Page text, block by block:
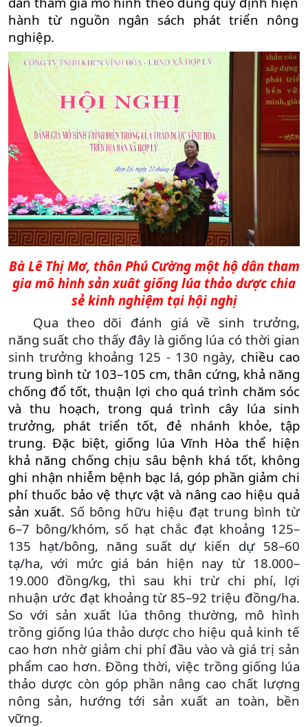
hành từ nguồn ngân sách phát triển nông
nghiệp.
Bà Lê Thị Mơ, thôn Phú Cường một hộ dân tham
gia mô hình sản xuât giống lúa thảo dược chia
sẻ kinh nghiệm tại hội nghị
Qua theo dõi đánh giá về sinh trưởng,
năng suất cho thấy đây là giống lúa có thời gian
sinh trưởng khoảng 125 - 130 ngày, chiều cao
trung bình từ 103–105 cm, thân cứng, khả năng
chống đổ tốt, thuận lợi cho quá trình chăm sóc
và thu hoạch, trong quá trình cây lúa sinh
trưởng, phát triển tốt, đẻ nhánh khỏe, tập
trung. Đặc biệt, giống lúa Vĩnh Hòa thể hiện
khả năng chống chịu sâu bệnh khá tốt, không
ghi nhận nhiễm bệnh bạc lá, góp phần giảm chi
phí thuốc bảo vệ thực vật và nâng cao hiệu quả
sản xuất. Số bông hữu hiệu đạt trung bình từ
6–7 bông/khóm, số hạt chắc đạt khoảng 125–
135 hạt/bông, năng suất dự kiến dự 58–60
tạ/ha, với mức giá bán hiện nay từ 18.000–
19.000 đồng/kg, thì sau khi trừ chi phí, lợi
nhuận ước đạt khoảng từ 85–92 triệu đồng/ha.
So với sản xuất lúa thông thường, mô hình
trồng giống lúa thảo dược cho hiệu quả kinh tế
cao hơn nhờ giảm chi phí đầu vào và giá trị sản
phẩm cao hơn. Đồng thời, việc trồng giống lúa
thảo dược còn góp phần nâng cao chất lượng
nông sản, hướng tới sản xuất an toàn, bền
vững.